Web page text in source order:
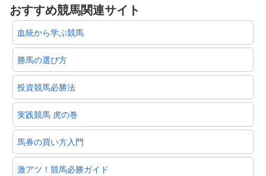
おすすめ競馬関連サイト
血統から学ぶ競馬
勝馬の選び方
投資競馬必勝法
実践競馬 虎の巻
馬券の買い方入門
激アツ！競馬必勝ガイド